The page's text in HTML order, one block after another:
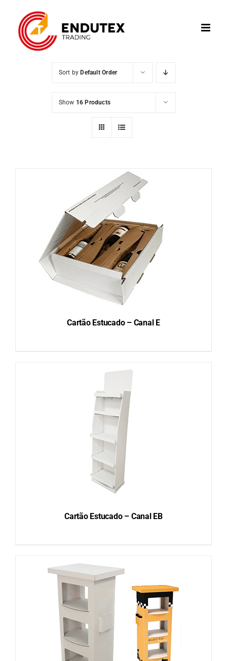
content
Sort by Default Order
Show 16 Products
Cartão Estucado – Canal E
DETAILS
Cartão Estucado – Canal EB